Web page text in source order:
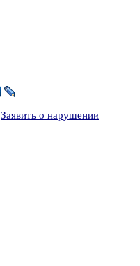
Заявить о нарушении